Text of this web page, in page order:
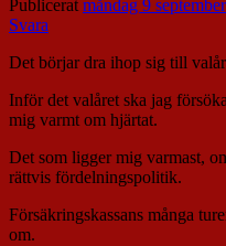
Publicerat måndag 9
Svara
Det börjar dra ihop sig till
Inför det valåret ska jag
mig varmt om hjärtat.
Det som ligger mig varmast,
rättvis fördelningspolitik.
Försäkringskassans många
om.